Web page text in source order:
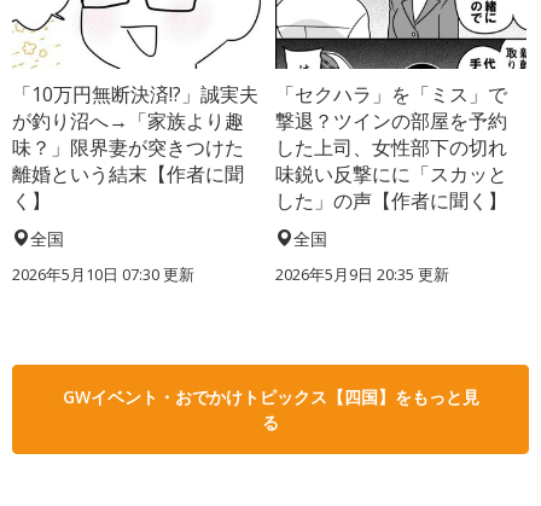
「10万円無断決済!?」誠実夫
が釣り沼へ→「家族より趣
味？」限界妻が突きつけた
離婚という結末【作者に聞
く】
全国
2026年5月10日 07:30 更新
「セクハラ」を「ミス」で
撃退？ツインの部屋を予約
した上司、女性部下の切れ
味鋭い反撃にに「スカッと
した」の声【作者に聞く】
全国
2026年5月9日 20:35 更新
GWイベント・おでかけトピックス【四国】をもっと見
る